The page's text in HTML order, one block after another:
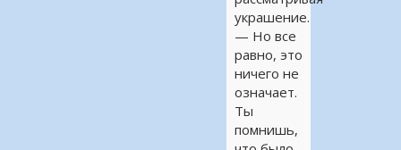
украшение.
— Но все
равно, это
ничего не
означает.
Ты
помнишь,